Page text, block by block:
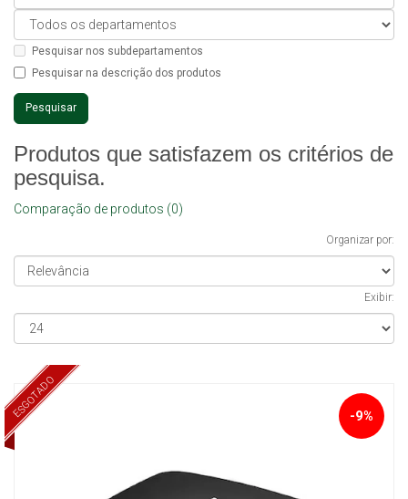
Pesquisar nos subdepartamentos
Pesquisar na descrição dos produtos
Produtos que satisfazem os critérios de
pesquisa.
Comparação de produtos (0)
Organizar por:
Exibir:
ESGOTADO -9%